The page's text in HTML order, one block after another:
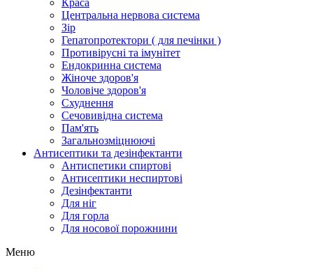
Краса
Центральна нервова система
Зір
Гепатопротектори ( для печінки )
Противірусні та імунітет
Ендокринна система
Жіноче здоров'я
Чоловіче здоров'я
Схуднення
Сечовивідна система
Пам'ять
Загальнозміцнюючі
Антисептики та дезінфектанти
Антиспетики спиртові
Антисептики неспиртові
Дезінфектанти
Для ніг
Для горла
Для носової порожнини
Меню